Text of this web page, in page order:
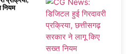
नियम